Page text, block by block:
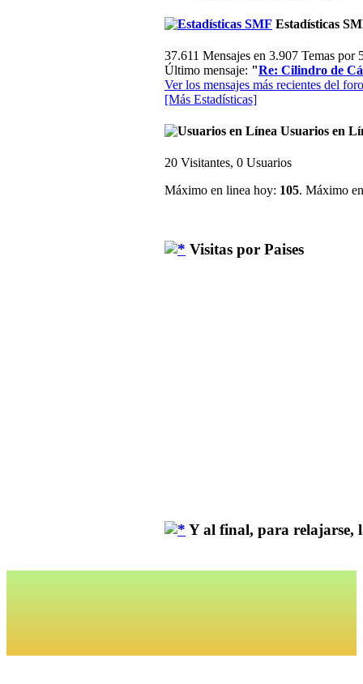
Estadísticas
37.611 Mensajes en 3.907 Temas
Último mensaje: "Re: Cilindro de
Ver los mensajes más recientes del
[Más Estadísticas]
Usuarios en
20 Visitantes, 0 Usuarios
Máximo en linea hoy: 105. Máximo
Visitas por Paises
Y al final, para relajarse,